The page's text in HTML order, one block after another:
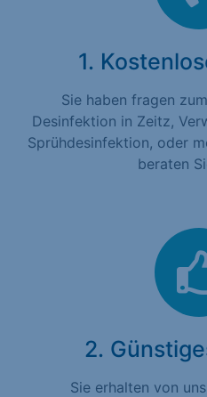
1.
Sie haben fragen
Desinfektion in Zeitz,
Sprühdesinfektion, oder
beraten
2.
Sie erhalten von